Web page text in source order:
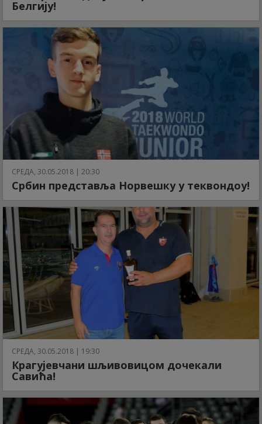
Белгију!
СРЕДА, 30.05.2018 | 20:30
Србин представља Норвешку у теквондоу!
СРЕДА, 30.05.2018 | 19:30
Крагујевчани шљивовицом дочекали
Савића!